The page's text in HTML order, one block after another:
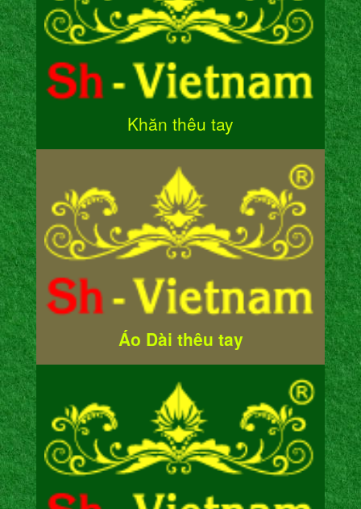
Khăn thêu tay
Áo Dài thêu tay